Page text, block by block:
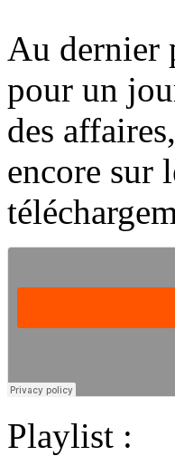
Au dernier
pour un
des
encore sur
Playlist :